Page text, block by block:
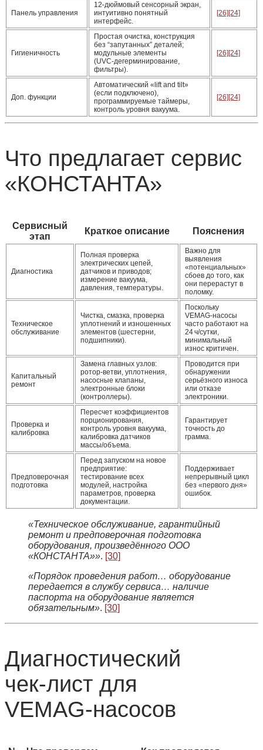
Панель управления
12‑дюймовый сенсорный экран,
интуитивно понятный
интерфейс.
[26] [24]
Гигиеничность
Простая очистка, конструкция
без “запутанных” деталей;
модульные элементы
(UVC‑дегерминирование,
фильтры).
[26] [24]
Доп. функции
Автоматический «lift and tilt»
(если подключено),
программируемые таймеры,
контроль уровня вакуума.
[26] [24]
Что предлагает сервис
«КОНСТАНТА»
Сервисный
этап
Краткое описание Пояснения
Диагностика
Полная проверка
электрических цепей,
датчиков и приводов;
измерение вакуума,
давления, температуры.
Важно для
выявления
«потенциальных»
сбоев до того, как
они перерастут в
поломку.
Техническое
обслуживание
Чистка, смазка, проверка
уплотнений и изношенных
элементов (шестерни,
подшипники).
Поскольку
VEMAG‑насосы
часто работают на
24 ч/сутки,
минимальный
износ критичен.
Капитальный
ремонт
Замена главных узлов:
ротор-ветви, уплотнения,
насосные клапаны,
электронные блоки
(контроллеры).
Проводится при
обнаружении
серьёзного износа
или отказе
электроники.
Проверка и
калибровка
Пересчет коэффициентов
порционирования,
контроль уровня вакуума,
калибровка датчиков
массы/объема.
Гарантирует
точность до
грамма.
Предповерочная
подготовка
Перед запуском на новое
предприятие:
тестирование всех
модулей, настройка
параметров, проверка
документации.
Поддерживает
непрерывный цикл
без «первого дня»
ошибок.
«Техническое обслуживание, гарантийный
ремонт и предповерочная подготовка
оборудования, произведённого ООО
«КОНСТАНТА»». [30]
«Порядок проведения работ… оборудование
передается в службу сервиса… наличие
паспорта на оборудование является
обязательным». [30]
Диагностический
чек‑лист для
VEMAG‑насосов